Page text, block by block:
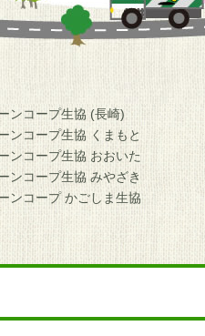
ンコープ生協 (長崎)
ンコープ生協 くまもと
ンコープ生協 おおいた
ンコープ生協 みやざき
ンコープ かごしま生協